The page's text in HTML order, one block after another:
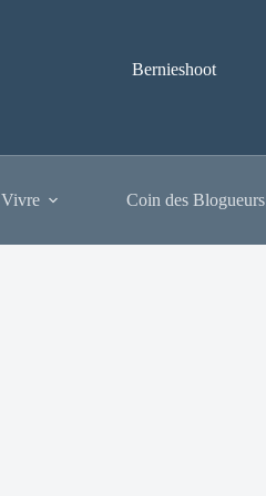
Bernieshoot
Coin des Blogueurs